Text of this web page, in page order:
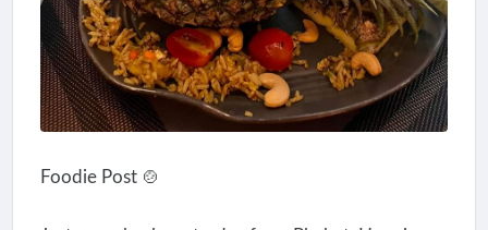
Foodie Post 🍲